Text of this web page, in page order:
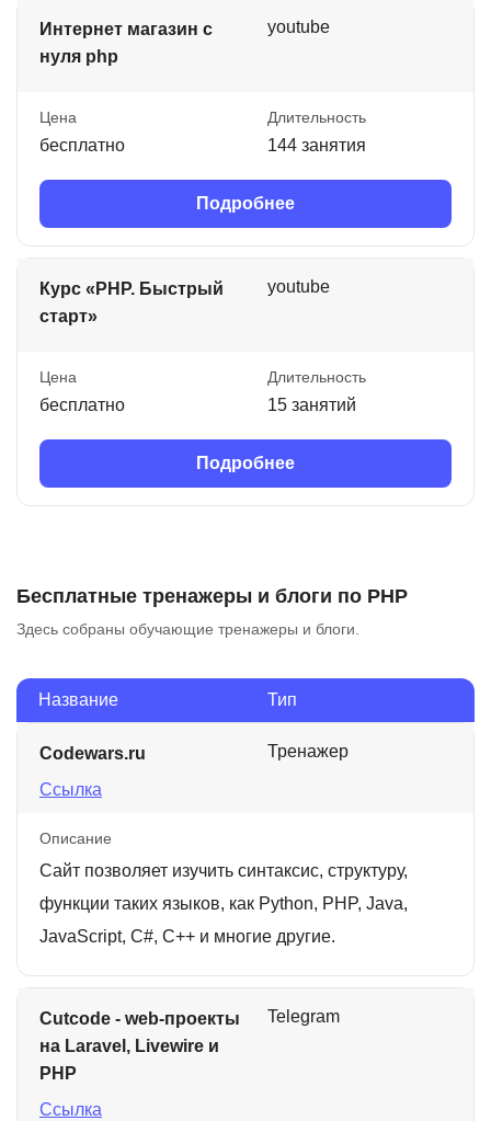
Интернет магазин с
нуля php
youtube
Цена
бесплатно
Длительность
144 занятия
Подробнее
Курс «PHP. Быстрый
старт»
youtube
Цена
бесплатно
Длительность
15 занятий
Подробнее
Бесплатные тренажеры и блоги по PHP
Здесь собраны обучающие тренажеры и блоги.
Название Тип
Codewars.ru
Ссылка
Тренажер
Описание
Сайт позволяет изучить синтаксис, структуру,
функции таких языков, как Python, PHP, Java,
JavaScript, C#, C++ и многие другие.
Cutcode - web-проекты
на Laravel, Livewire и
PHP
Ссылка
Telegram